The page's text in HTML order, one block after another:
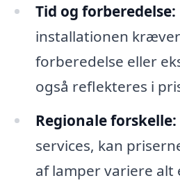
Tid og forberedelse:
installationen
forberedelse eller
også reflekteres i
Regionale forskelle:
services, kan
af lamper variere alt